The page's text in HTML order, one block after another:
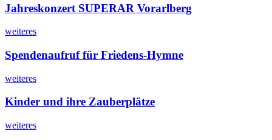
Jahreskonzert SUPERAR Vorarlberg
weiteres
Spendenaufruf für Friedens-Hymne
weiteres
Kinder und ihre Zauberplätze
weiteres